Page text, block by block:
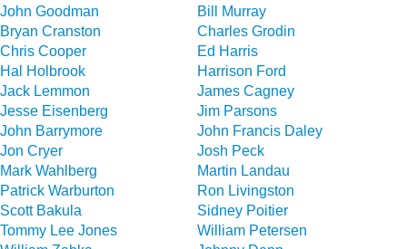
John Goodman
Bill Murray
Bryan Cranston
Charles Grodin
Chris Cooper
Ed Harris
Hal Holbrook
Harrison Ford
Jack Lemmon
James Cagney
Jesse Eisenberg
Jim Parsons
John Barrymore
John Francis Daley
Jon Cryer
Josh Peck
Mark Wahlberg
Martin Landau
Patrick Warburton
Ron Livingston
Scott Bakula
Sidney Poitier
Tommy Lee Jones
William Petersen